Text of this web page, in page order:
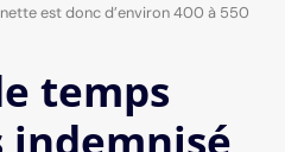
est donc d’environ 400 à 550
temps
indemnisé